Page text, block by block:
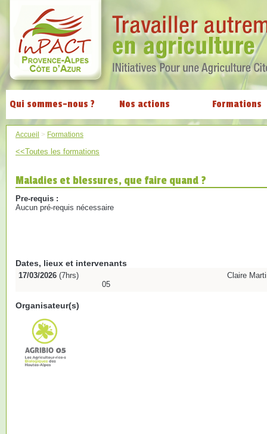
Qui sommes-nous ? Nos actions Formations
Accueil > Formations
<<Toutes les formations
Maladies et blessures, que faire quand ?
Pre-requis :
Aucun pré-requis nécessaire
Dates, lieux et intervenants
17/03/2026 (7hrs)
05
Claire
Organisateur(s)